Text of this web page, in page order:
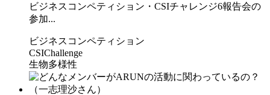
ビジネスコンペティション・CSIチャレンジ6報告会の
参加...
ビジネスコンペティション
CSIChallenge
生物多様性